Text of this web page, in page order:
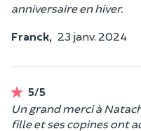
anniversaire en hiver.
Franck, 23 janv. 2024
5/5
Un grand merci à
fille et ses copines ont